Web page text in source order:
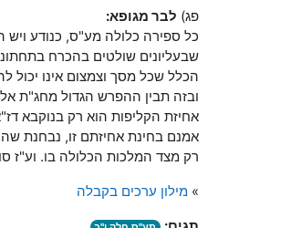
פג) לבר מגופא:
כל ספירה כלולה מע"ס, כנודע
שבעליונים שולטים בהכרח
הכלל שכל מסך וצמצום אינו יכול
ובזה תבין ההפרש הגדול מחג"ת אל
אחיזת הקליפות הוא רק בנוקבא
אמנם בחינת אחיזתם זו, נבחנת
רק מצד המלכות הכלולה בו. וע"ז
»מילון ערכים בקבלה